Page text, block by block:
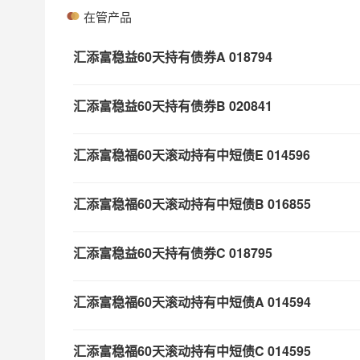
在管产品
汇添富稳益60天持有债券A 018794
汇添富稳益60天持有债券B 020841
汇添富稳福60天滚动持有中短债E 014596
汇添富稳福60天滚动持有中短债B 016855
汇添富稳益60天持有债券C 018795
汇添富稳福60天滚动持有中短债A 014594
汇添富稳福60天滚动持有中短债C 014595